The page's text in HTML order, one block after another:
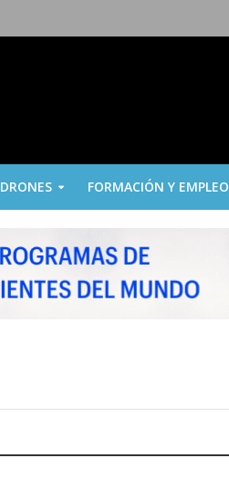
DRONES FORMACIÓN Y EMPLEO